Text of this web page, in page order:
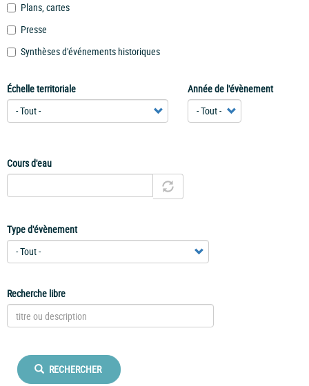
Plans, cartes
Presse
Synthèses d'événements historiques
Échelle territoriale Année de l'évènement
Cours d'eau
Type d'évènement
Recherche libre
RECHERCHER